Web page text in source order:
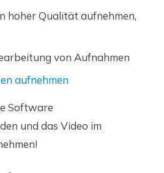
hoher Qualität aufnehmen,
von Aufnahmen
aufnehmen
Software
und das Video im